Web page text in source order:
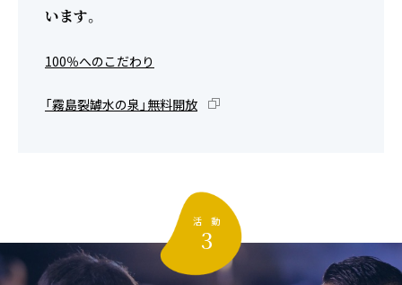
います。
100％へのこだわり
「霧島裂罅水の泉」無料開放
活 動
3